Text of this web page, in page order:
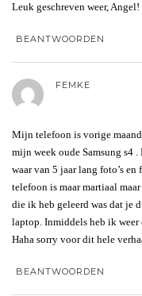
Leuk geschreven weer, Angel!
BEANTWOORDEN
FEMKE
Mijn telefoon is vorige
mijn week oude Samsung s4
waar van 5 jaar lang foto’s
telefoon is maar martiaal
die ik heb geleerd was dat je
laptop. Inmiddels heb ik weer
Haha sorry voor dit hele
BEANTWOORDEN